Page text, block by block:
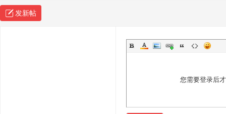
发新帖
您需要登录后